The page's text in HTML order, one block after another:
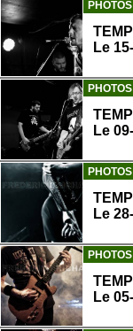
PHOTOS
Le
PHOTOS
Le
PHOTOS
Le
PHOTOS
Le